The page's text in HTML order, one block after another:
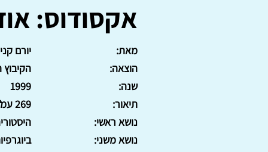
אקסודוס:
יורם
מאת:
הוצאה:
1999
שנה:
269 עמ'. כריכה רכה
תיאור:
נושא ראשי:
נושא משני: